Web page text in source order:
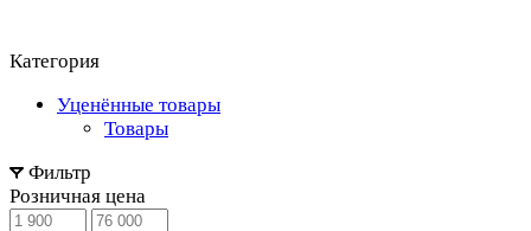
Категория
Уценённые товары
Товары
Фильтр
Розничная цена